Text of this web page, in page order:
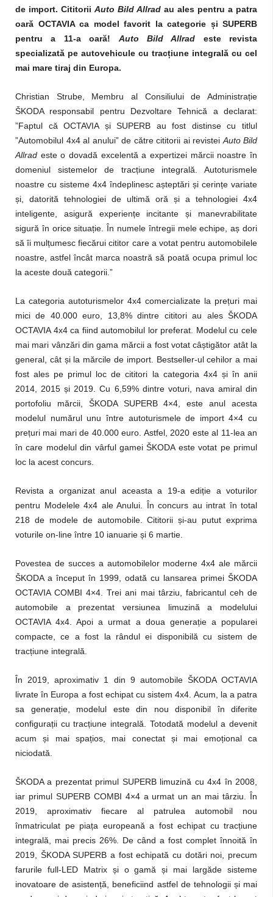
de import. Cititorii Auto Bild Allrad au ales pentru a patra
oară OCTAVIA ca model favorit la categorie și SUPERB
pentru a 11-a oară! Auto Bild Allrad este revista
specializată pe autovehicule cu tracțiune integrală cu cel
mai mare tiraj din Europa.
Christian Strube, Membru al Consiliului de Administrație
ŠKODA responsabil pentru Dezvoltare Tehnică a declarat:
”Faptul că OCTAVIA și SUPERB au fost distinse cu titlul
”Automobilul 4x4 al anului” de către cititorii ai revistei Auto Bild
Allrad este o dovadă excelentă a expertizei mărcii noastre în
domeniul sistemelor de tracțiune integrală. Autoturismele
noastre cu sisteme 4x4 îndeplinesc așteptări și cerințe variate
și, datorită tehnologiei de ultimă oră și a tehnologiei 4x4
inteligente, asigură experiențe incitante și manevrabilitate
sigură în orice situație. În numele întregii mele echipe, aș dori
să îi mulțumesc fiecărui cititor care a votat pentru automobilele
noastre, astfel încât marca noastră să poată ocupa primul loc
la aceste două categorii.”
La categoria autoturismelor 4x4 comercializate la prețuri mai
mici de 40.000 euro, 13,8% dintre cititori au ales ŠKODA
OCTAVIA 4x4 ca fiind automobilul lor preferat. Modelul cu cele
mai mari vânzări din gama mărcii a fost votat câștigător atât la
general, cât și la mărcile de import. Bestseller-ul cehilor a mai
fost ales pe primul loc de cititori la categoria 4x4 și în anii
2014, 2015 și 2019. Cu 6,59% dintre voturi, nava amiral din
portofoliu mărcii, ŠKODA SUPERB 4×4, este anul acesta
modelul numărul unu între autoturismele de import 4×4 cu
prețuri mai mari de 40.000 euro. Astfel, 2020 este al 11-lea an
în care modelul din vârful gamei ŠKODA este votat pe primul
loc la acest concurs.
Revista a organizat anul aceasta a 19-a ediție a voturilor
pentru Modelele 4x4 ale Anului. În concurs au intrat în total
218 de modele de automobile. Cititorii și-au putut exprima
voturile on-line între 10 ianuarie și 6 martie.
Povestea de succes a automobilelor moderne 4x4 ale mărcii
ŠKODA a început în 1999, odată cu lansarea primei ŠKODA
OCTAVIA COMBI 4×4. Trei ani mai târziu, fabricantul ceh de
automobile a prezentat versiunea limuzină a modelului
OCTAVIA 4x4. Apoi a urmat a doua generație a popularei
compacte, ce a fost la rândul ei disponibilă cu sistem de
tracțiune integrală.
În 2019, aproximativ 1 din 9 automobile ŠKODA OCTAVIA
livrate în Europa a fost echipat cu sistem 4x4. Acum, la a patra
sa generație, modelul este din nou disponibil în diferite
configurații cu tracțiune integrală. Totodată modelul a devenit
acum și mai spațios, mai conectat și mai emoțional ca
niciodată.
ŠKODA a prezentat primul SUPERB limuzină cu 4x4 în 2008,
iar primul SUPERB COMBI 4×4 a urmat un an mai târziu. În
2019, aproximativ fiecare al patrulea automobil nou
înmatriculat pe piața europeană a fost echipat cu tracțiune
integrală, mai precis 26%. De când a fost complet înnoită în
2019, ŠKODA SUPERB a fost echipată cu dotări noi, precum
farurile full-LED Matrix și o gamă și mai largăde sisteme
inovatoare de asistență, beneficiind astfel de tehnologii și mai